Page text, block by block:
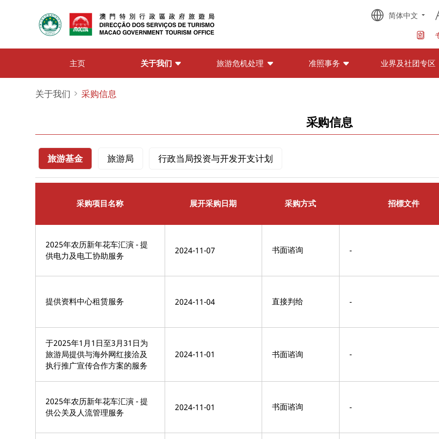
简体中文
主页 关于我们 旅游危机处理 准照事务 业界及社团专区
关于我们 采购信息
采购信息
旅游基金 旅游局 行政当局投资与开发开支计划
采购项目名称 展开采购日期 采购方式 招標文件
2025年农历新年花车汇演 - 提
供电力及电工协助服务
2024-11-07 书面谘询 -
提供资料中心租赁服务 2024-11-04 直接判给 -
于2025年1月1日至3月31日为
旅游局提供与海外网红接洽及
执行推广宣传合作方案的服务
2024-11-01 书面谘询 -
2025年农历新年花车汇演 - 提
供公关及人流管理服务
2024-11-01 书面谘询 -